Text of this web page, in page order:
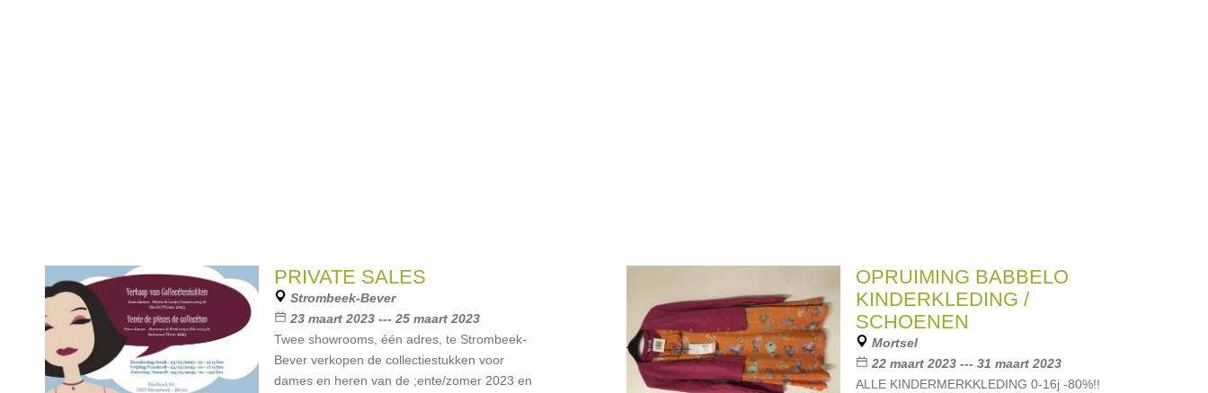
PRIVATE SALES
Strombeek-Bever
23 maart 2023 --- 25 maart 2023
Twee showrooms, één adres, te Strombeek-
Bever verkopen de collectiestukken voor
dames en heren van de ;ente/zomer 2023 en
OPRUIMING BABBELO
KINDERKLEDING /
SCHOENEN
Mortsel
22 maart 2023 --- 31 maart 2023
ALLE KINDERMERKKLEDING 0-16j -80%!!